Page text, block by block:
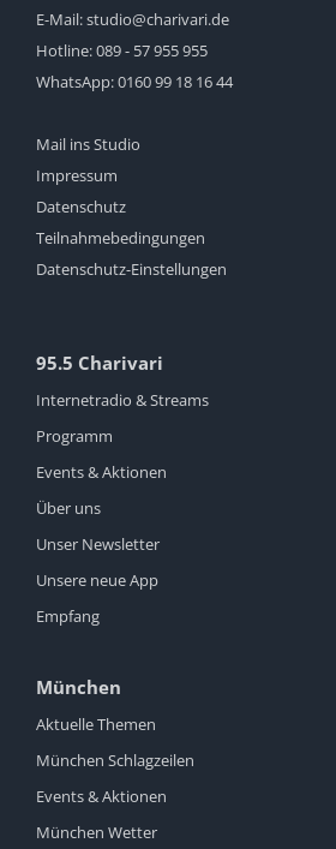
E-Mail:studio@charivari.de
Hotline:089 - 57 955 955
WhatsApp:0160 99 18 16 44
Mail ins Studio
Impressum
Datenschutz
Teilnahmebedingungen
Datenschutz-Einstellungen
95.5 Charivari
Internetradio & Streams
Programm
Events & Aktionen
Über uns
Unser Newsletter
Unsere neue App
Empfang
München
Aktuelle Themen
München Schlagzeilen
Events & Aktionen
München Wetter